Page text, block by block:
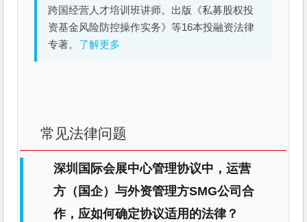
跨国经营人才培训班讲师。出版《私募股权投
资基金风险防控操作实务》等16本投融资法律
专著。 了解更多
常见法律问题
深圳国际会展中心管理协议中，运营
方（国企）与外资管理方SMG公司合
作，应如何确定协议适用的法律？